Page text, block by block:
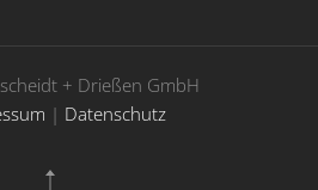
+ Drießen GmbH
| Datenschutz